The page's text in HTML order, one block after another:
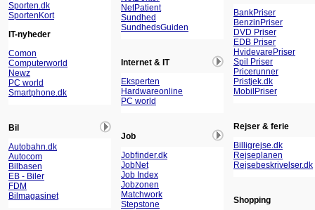
Sporten.dk
SportenKort
IT-nyheder
Comon
Computerworld
Newz
PC world
Smartphone.dk
Bil
Autobahn.dk
Autocom
Bilbasen
EB - Biler
FDM
Bilmagasinet
NetPatient
Sundhed
SundhedsGuiden
Internet & IT
Eksperten
Hardwareonline
PC world
Job
Jobfinder.dk
JobNet
Job Index
Jobzonen
Matchwork
Stepstone
BankPriser
BenzinPriser
DVD Priser
EDB Priser
HvidevarePriser
Spil Priser
Pricerunner
Pristjek.dk
MobilPriser
Rejser & ferie
Billigrejse.dk
Rejseplanen
Rejsebeskrivelser.dk
Shopping